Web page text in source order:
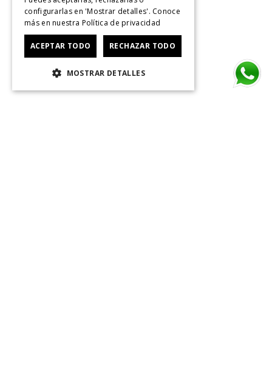
configurarlas en 'Mostrar detalles'. Conoce
más en nuestra Política de privacidad
ACEPTAR TODO RECHAZAR TODO
MOSTRAR DETALLES